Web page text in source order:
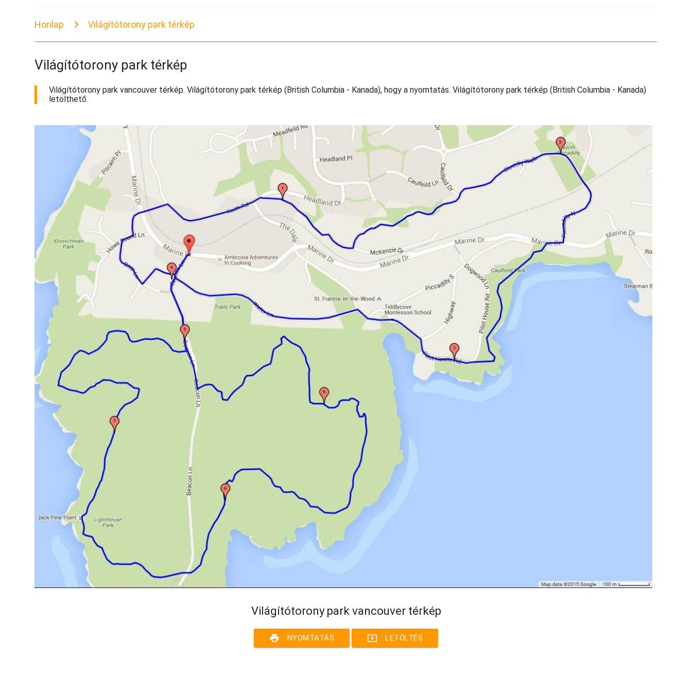
Honlap Világítótorony park térkép
Világítótorony park térkép
Világítótorony park vancouver térkép. Világítótorony park térkép (British Columbia - Kanada), hogy a nyomtatás. Világítótorony park térkép (British Columbia - Kanada)
letölthető.
Világítótorony park vancouver térkép
print NYOMTATÁS system_update_alt LETÖLTÉS